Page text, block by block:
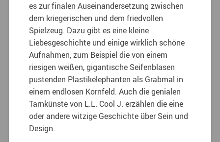
es zur finalen Auseinandersetzung zwischen
dem kriegeri­schen und dem friedvollen
Spielzeug. Dazu gibt es eine kleine
Liebesgeschichte und eini­ge wirklich schöne
Aufnahmen, zum Beispiel die von einem
riesigen weißen, gigantische Sei­fenblasen
pustenden Plastikelephanten als Grabmal in
einem endlosen Kornfeld. Auch die genialen
Tarnkünste von L.L. Cool J. erzäh­len die eine
oder andere witzige Geschichte über Sein und
Design.